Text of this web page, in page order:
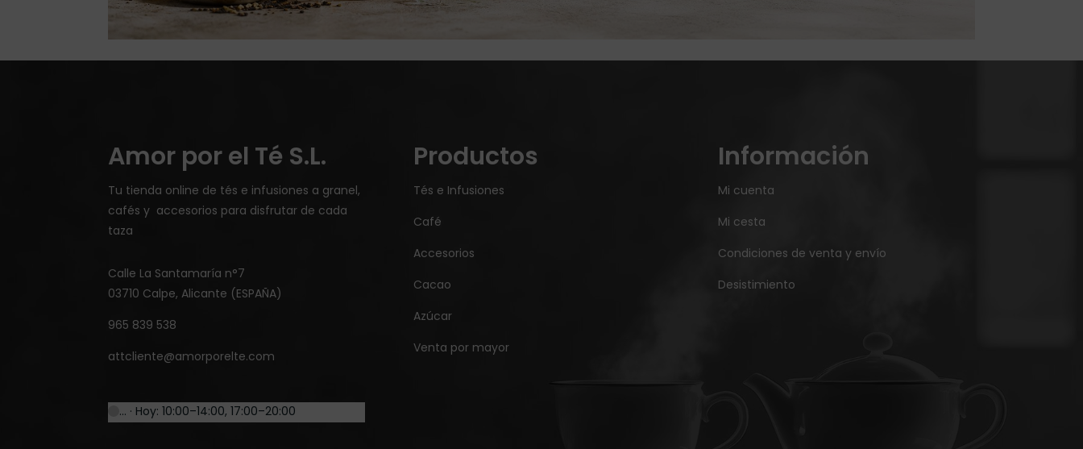
Amor por el Té S.L.
Tu tienda online de tés e infusiones a granel,
cafés y accesorios para disfrutar de cada
taza
Calle La Santamaría n°7
03710 Calpe, Alicante (ESPAÑA)
965 839 538
attcliente@amorporelte.com
… · Hoy: 10:00–14:00, 17:00–20:00
Productos
Tés e Infusiones
Café
Accesorios
Cacao
Azúcar
Venta por mayor
Información
Mi cuenta
Mi cesta
Condiciones de venta y envío
Desistimiento